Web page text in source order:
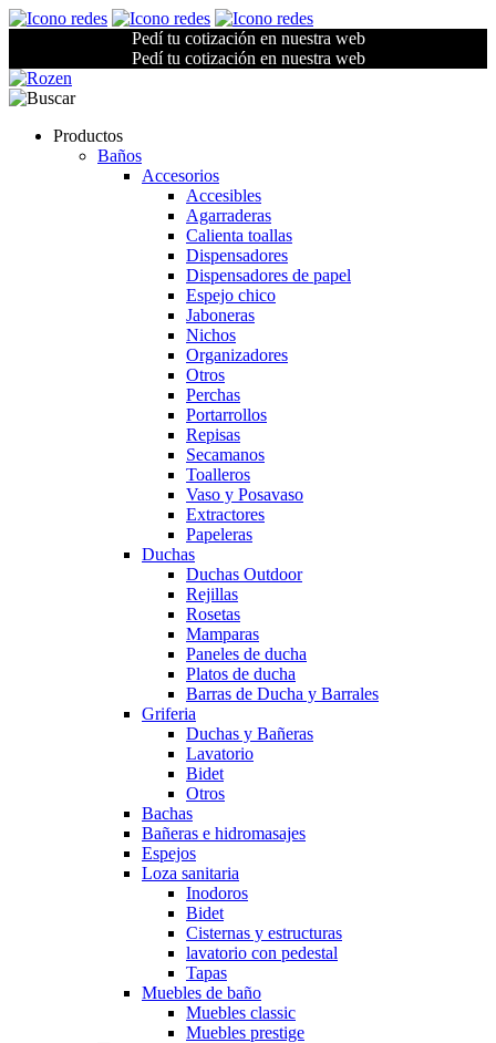
Pedí tu cotización en nuestra web
Pedí tu cotización en nuestra web
Productos
Baños
Accesorios
Accesibles
Agarraderas
Calienta toallas
Dispensadores
Dispensadores de papel
Espejo chico
Jaboneras
Nichos
Organizadores
Otros
Perchas
Portarrollos
Repisas
Secamanos
Toalleros
Vaso y Posavaso
Extractores
Papeleras
Duchas
Duchas Outdoor
Rejillas
Rosetas
Mamparas
Paneles de ducha
Platos de ducha
Barras de Ducha y Barrales
Griferia
Duchas y Bañeras
Lavatorio
Bidet
Otros
Bachas
Bañeras e hidromasajes
Espejos
Loza sanitaria
Inodoros
Bidet
Cisternas y estructuras
lavatorio con pedestal
Tapas
Muebles de baño
Muebles classic
Muebles prestige